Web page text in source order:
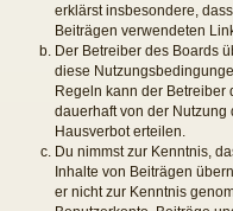
erklärst insbesondere,
Beiträgen verwendeten
Der Betreiber des Boards
diese
Regeln kann der Betreiber
dauerhaft von der
Hausverbot erteilen.
Du nimmst zur Kenntnis,
Inhalte von Beiträgen
er nicht zur Kenntnis